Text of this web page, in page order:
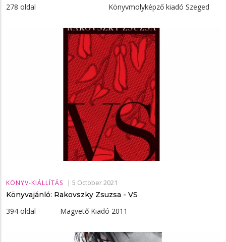
278 oldal Könyvmolyképző kiadó Szeged
KÖNYV-KIÁLLÍTÁS | 5 October 2021
Könyvajánló: Rakovszky Zsuzsa - VS
394 oldal Magvető Kiadó 2011